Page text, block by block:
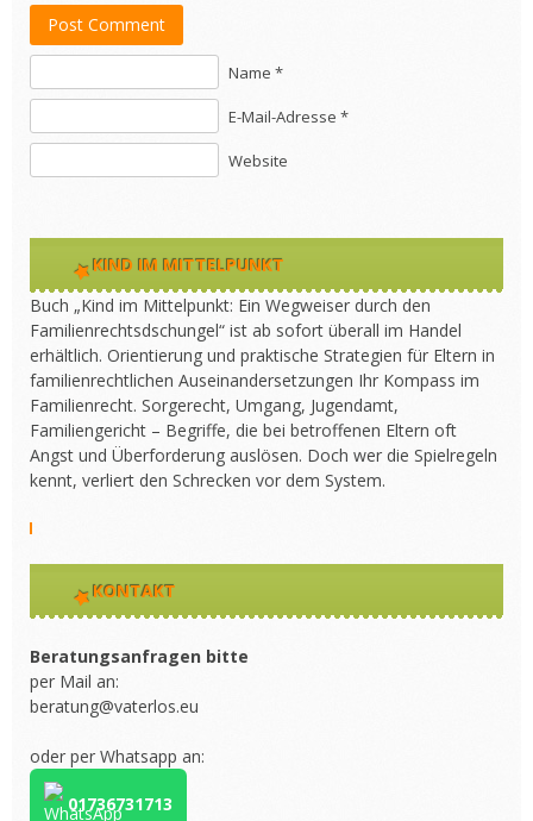
Post Comment
Name *
E-Mail-Adresse *
Website
KIND IM MITTELPUNKT
Buch „Kind im Mittelpunkt: Ein Wegweiser durch den
Familienrechtsdschungel“ ist ab sofort überall im Handel
erhältlich. Orientierung und praktische Strategien für Eltern in
familienrechtlichen Auseinandersetzungen Ihr Kompass im
Familienrecht. Sorgerecht, Umgang, Jugendamt,
Familiengericht – Begriffe, die bei betroffenen Eltern oft
Angst und Überforderung auslösen. Doch wer die Spielregeln
kennt, verliert den Schrecken vor dem System.
KONTAKT
Beratungsanfragen bitte
per Mail an:
beratung@vaterlos.eu
oder per Whatsapp an:
01736731713